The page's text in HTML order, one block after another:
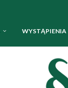
WYSTĄPIENIA